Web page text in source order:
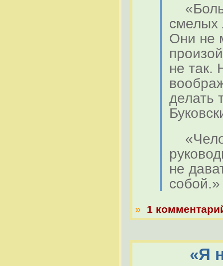
смелых
Они не
не так.
делать
не
собой.»
» 1
«Я